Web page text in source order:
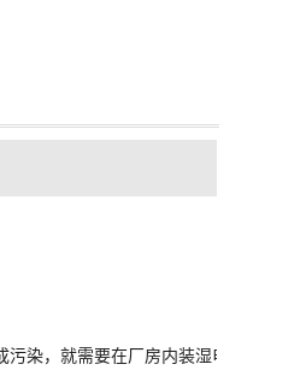
染，就需要在厂房内装湿电除尘器，